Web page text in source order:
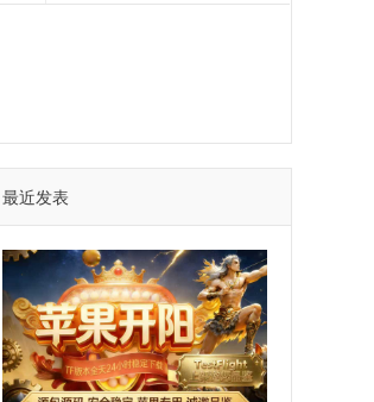
最近发表